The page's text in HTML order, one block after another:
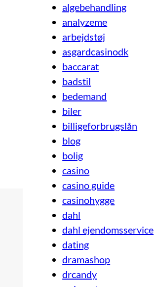
algebehandling
analyzeme
arbejdstøj
asgardcasinodk
baccarat
badstil
bedemand
biler
billigeforbrugslån
blog
bolig
casino
casino guide
casinohygge
dahl
dahl ejendomsservice
dating
dramashop
drcandy